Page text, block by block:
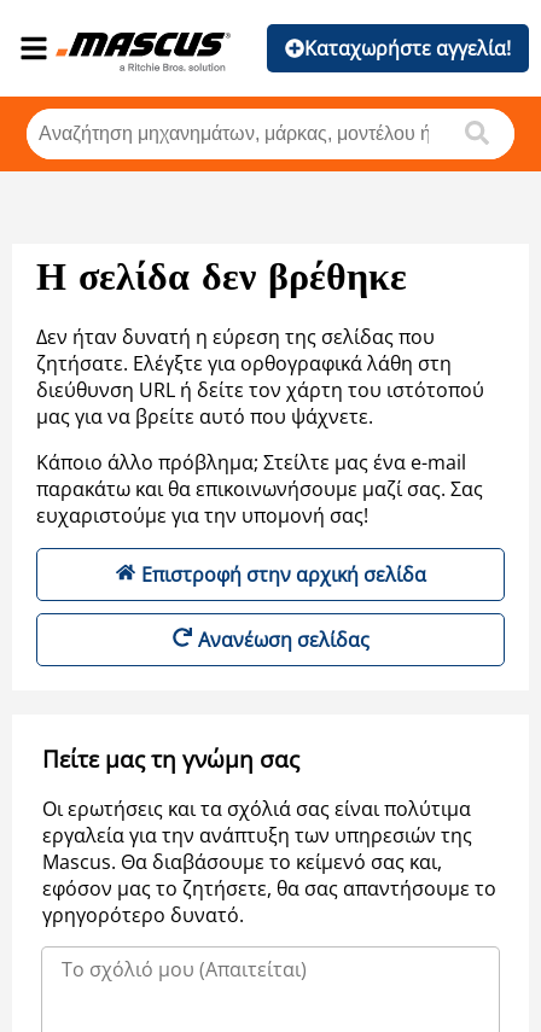
Καταχωρήστε αγγελία!
Η σελίδα δεν βρέθηκε
Δεν ήταν δυνατή η εύρεση της σελίδας που
ζητήσατε. Ελέγξτε για ορθογραφικά λάθη στη
διεύθυνση URL ή δείτε τον χάρτη του ιστότοπού
μας για να βρείτε αυτό που ψάχνετε.
Κάποιο άλλο πρόβλημα; Στείλτε μας ένα e-mail
παρακάτω και θα επικοινωνήσουμε μαζί σας. Σας
ευχαριστούμε για την υπομονή σας!
Επιστροφή στην αρχική σελίδα
Ανανέωση σελίδας
Πείτε μας τη γνώμη σας
Οι ερωτήσεις και τα σχόλιά σας είναι πολύτιμα
εργαλεία για την ανάπτυξη των υπηρεσιών της
Μascus. Θα διαβάσουμε το κείμενό σας και,
εφόσον μας το ζητήσετε, θα σας απαντήσουμε το
γρηγορότερο δυνατό.